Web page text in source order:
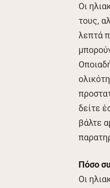
Οι
τους,
λεπτά
δείτε
βάλτε
Πόσο
Οι